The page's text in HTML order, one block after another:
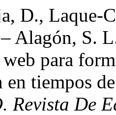
D., Laque-
Alagón, S.
para
en tiempos
Revista De